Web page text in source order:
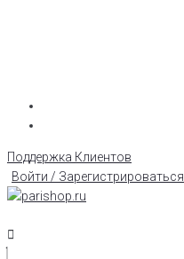
Поддержка Клиентов
Войти / Зарегистрироваться